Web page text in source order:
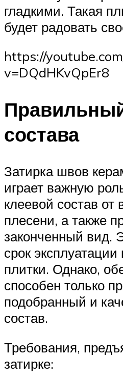
гладкими. Такая
будет радовать
https://
v=DQdHKvQpEr8
состава
Затирка швов
играет важную
клеевой состав от
плесени, а также
законченный вид.
срок
плитки. Однако,
способен только
подобранный и
состав.
Требования,
затирке: